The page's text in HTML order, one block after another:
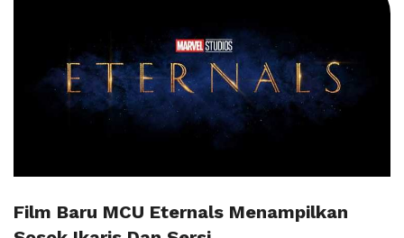
Film Baru MCU Eternals Menampilkan